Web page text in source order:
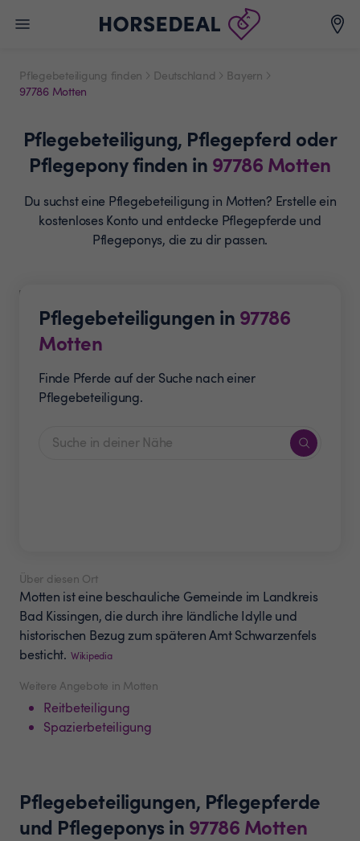
Pflegebeteiligung finden Deutschland
Bayern
97786 Motten
Pflegebeteiligung, Pflegepferd oder
Pflegeponyfinden in 97786 Motten
Du suchst eine Pflegebeteiligung in Motten? Erstelle ein
kostenloses Konto und entdecke Pflegepferde und
Pflegeponys, die zu dir passen.
Pflegebeteiligungen in 97786
Motten
Finde Pferde auf der Suche nach einer
Pflegebeteiligung.
Weitere Angebote in Motten
Reitbeteiligung
Spazierbeteiligung
Über diesen Ort
Motten ist eine beschauliche Gemeinde im Landkreis
Bad Kissingen, die durch ihre ländliche Idylle und
historischen Bezug zum späteren Amt Schwarzenfels
besticht. Wikipedia
Pflegebeteiligungen, Pflegepferde
und Pflegeponys in 97786 Motten